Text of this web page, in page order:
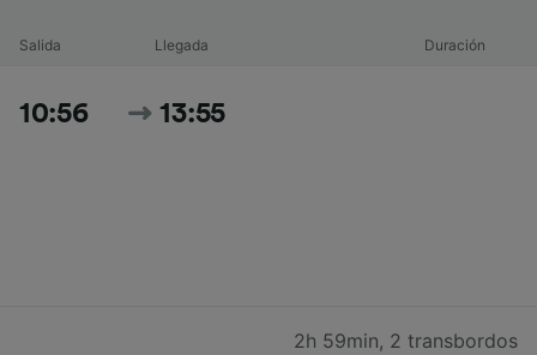
Salida Llegada Duración
10:56 13:55
2h 59min, 2 transbordos